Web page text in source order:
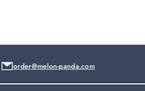
order@melon-panda.com